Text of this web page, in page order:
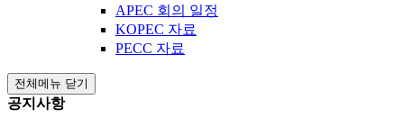
APEC 회의 일정
KOPEC 자료
PECC 자료
전체메뉴 닫기
공지사항